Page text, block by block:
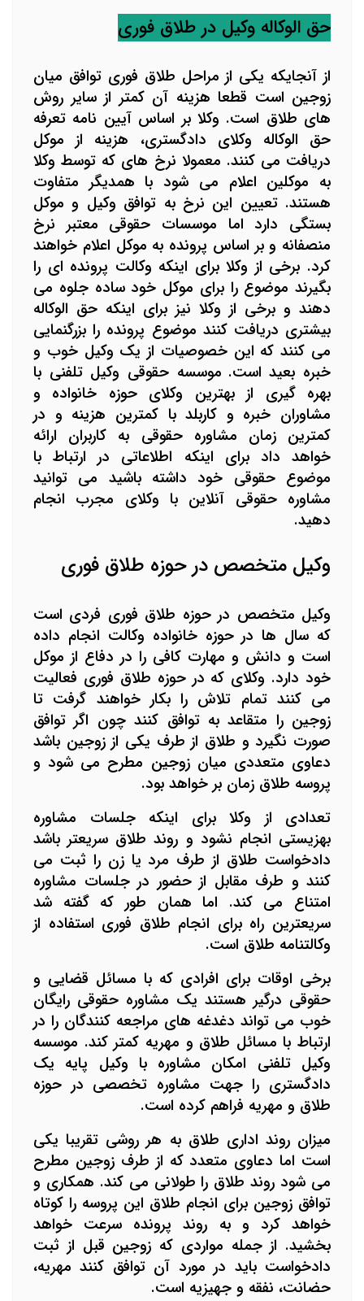
حق الوکاله وکیل در طلاق فوری
از آنجایکه یکی از مراحل طلاق فوری توافق میان
زوجین است قطعا هزینه آن کمتر از سایر روش
های طلاق است. وکلا بر اساس آیین نامه تعرفه
حق الوکاله وکلای دادگستری، هزینه از موکل
دریافت می کنند. معمولا نرخ های که توسط وکلا
به موکلین اعلام می شود با همدیگر متفاوت
هستند. تعیین این نرخ به توافق وکیل و موکل
بستگی دارد اما موسسات حقوقی معتبر نرخ
منصفانه و بر اساس پرونده به موکل اعلام خواهند
کرد. برخی از وکلا برای اینکه وکالت پرونده ای را
بگیرند موضوع را برای موکل خود ساده جلوه می
دهند و برخی از وکلا نیز برای اینکه حق الوکاله
بیشتری دریافت کنند موضوع پرونده را بزرگنمایی
می کنند که این خصوصیات از یک وکیل خوب و
خبره بعید است. موسسه حقوقی وکیل تلفنی با
بهره گیری از بهترین وکلای حوزه خانواده و
مشاوران خبره و کاربلد با کمترین هزینه و در
کمترین زمان مشاوره حقوقی به کاربران ارائه
خواهد داد برای اینکه اطلاعاتی در ارتباط با
موضوع حقوقی خود داشته باشید می توانید
مشاوره حقوقی آنلاین با وکلای مجرب انجام
دهید.
وکیل متخصص در حوزه طلاق فوری
وکیل متخصص در حوزه طلاق فوری فردی است
که سال ها در حوزه خانواده وکالت انجام داده
است و دانش و مهارت کافی را در دفاع از موکل
خود دارد. وکلای که در حوزه طلاق فوری فعالیت
می کنند تمام تلاش را بکار خواهند گرفت تا
زوجین را متقاعد به توافق کنند چون اگر توافق
صورت نگیرد و طلاق از طرف یکی از زوجین باشد
دعاوی متعددی میان زوجین مطرح می شود و
پروسه طلاق زمان بر خواهد بود.
تعدادی از وکلا برای اینکه جلسات مشاوره
بهزیستی انجام نشود و روند طلاق سریعتر باشد
دادخواست طلاق از طرف مرد یا زن را ثبت می
کنند و طرف مقابل از حضور در جلسات مشاوره
امتناع می کند. اما همان طور که گفته شد
سریعترین راه برای انجام طلاق فوری استفاده از
وکالتنامه طلاق است.
برخی اوقات برای افرادی که با مسائل قضایی و
حقوقی درگیر هستند یک مشاوره حقوقی رایگان
خوب می تواند دغدغه های مراجعه کنندگان را در
ارتباط با مسائل طلاق و مهریه کمتر کند. موسسه
وکیل تلفنی امکان مشاوره با وکیل پایه یک
دادگستری را جهت مشاوره تخصصی در حوزه
طلاق و مهریه فراهم کرده است.
میزان روند اداری طلاق به هر روشی تقریبا یکی
است اما دعاوی متعدد که از طرف زوجین مطرح
می شود روند طلاق را طولانی می کند. همکاری و
توافق زوجین برای انجام طلاق این پروسه را کوتاه
خواهد کرد و به روند پرونده سرعت خواهد
بخشید. از جمله مواردی که زوجین قبل از ثبت
دادخواست باید در مورد آن توافق کنند مهریه،
حضانت، نفقه و جهیزیه است.